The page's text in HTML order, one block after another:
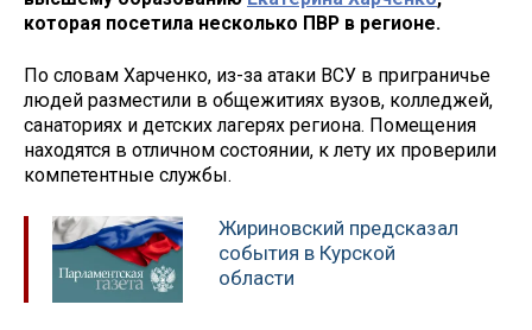
которая посетила несколько ПВР в регионе.
По словам Харченко, из-за атаки ВСУ в приграничье
людей разместили в общежитиях вузов, колледжей,
санаториях и детских лагерях региона. Помещения
находятся в отличном состоянии, к лету их проверили
компетентные службы.
Жириновский предсказал
события в Курской
области